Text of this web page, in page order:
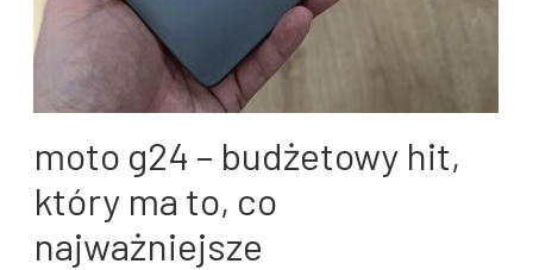
moto g24 – budżetowy hit,
który ma to, co
najważniejsze